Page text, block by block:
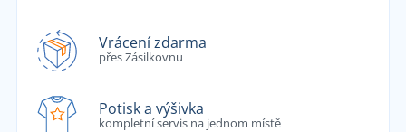
Vrácení zdarma
přes Zásilkovnu
Potisk a výšivka
kompletní servis na jednom místě